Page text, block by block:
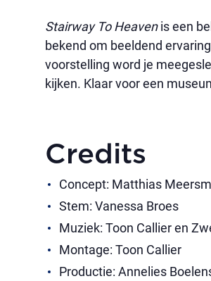
Stairway To Heavenis een
bekend om beeldend
voorstelling word je
kijken. Klaar voor een
Credits
Concept: Matthias
Stem: Vanessa Broes
Muziek: Toon Callier en
Montage: Toon Callier
Productie: Annelies